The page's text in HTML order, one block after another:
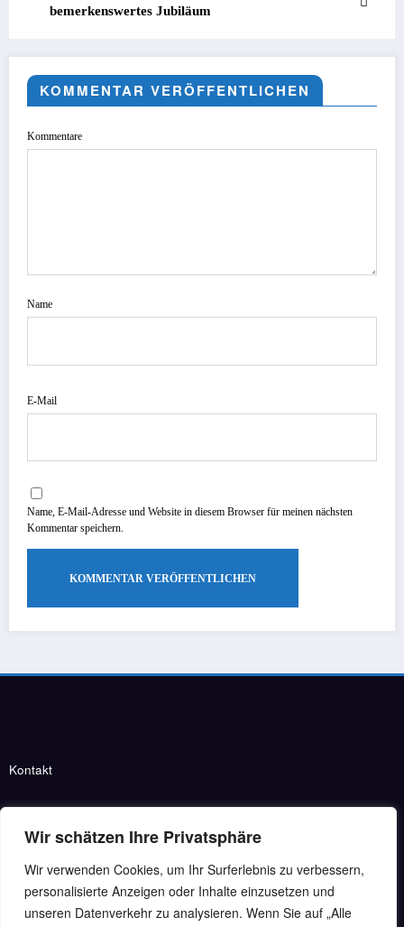
Wir schätzen Ihre Privatsphäre
Wir verwenden Cookies, um Ihr Surferlebnis zu verbessern,
personalisierte Anzeigen oder Inhalte einzusetzen und
unseren Datenverkehr zu analysieren. Wenn Sie auf „Alle
bemerkenswertes Jubiläum
KOMMENTAR VERÖFFENTLICHEN
Kommentare
Name
E-Mail
Name, E-Mail-Adresse und Website in diesem Browser für meinen nächsten
Kommentar speichern.
Kontakt
Taubenstraße 12–14
47166 Duisburg
Menü